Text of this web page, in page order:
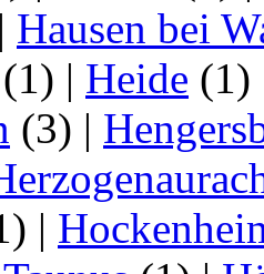
| Hausen bei
(1) | Heide (1)
(3) |
|